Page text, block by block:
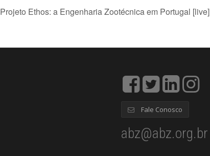
Projeto Ethos: a Engenharia Zootécnica em Portugal [live]
Fale Conosco
abz@abz.org.br